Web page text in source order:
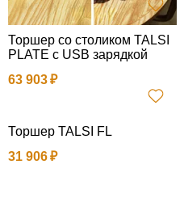
Торшер со столиком TALSI
PLATE с USB зарядкой
63 903
Торшер TALSI FL
31 906